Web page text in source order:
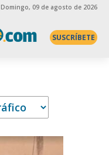
Domingo, 09 de agosto de 2026
SUSCRÍBETE